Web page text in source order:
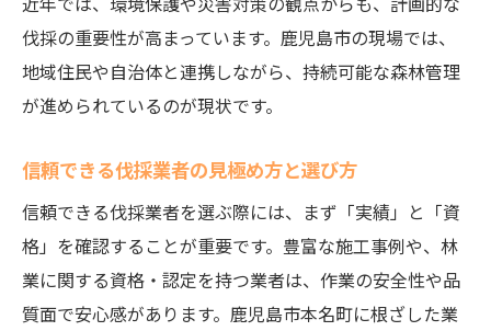
鹿児島県森林組合連合会との連携事例紹介
地域資源を守るための伐採の工夫と実践
合法木材利用と伐採現場の取り組み
特殊伐採も安心して任せられる理由を解説
特殊伐採に求められる専門技術と安全性
伐採グローバルの高所作業対応力とは
難木や危険木対応で安心できる体制
鹿児島市伐採業者の特殊作業事例に注目
全国林業組合と連携したサポート体制
伐採の重要性が高まっています。鹿児島市の現場では、
地域住民や自治体と連携しながら、持続可能な森林管理
が進められているのが現状です。
信頼できる伐採業者の見極め方と選び方
信頼できる伐採業者を選ぶ際には、まず「実績」と「資
格」を確認することが重要です。豊富な施工事例や、林
業に関する資格・認定を持つ業者は、作業の安全性や品
質面で安心感があります。鹿児島市本名町に根ざした業